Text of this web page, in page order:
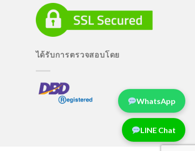
ได้รับการตรวจสอบโดย
LINE Chat
WhatsApp